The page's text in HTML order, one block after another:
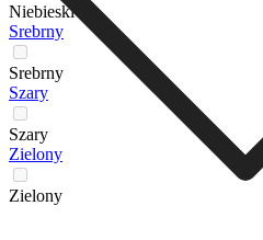
Niebieski
Srebrny
Srebrny
Szary
Szary
Zielony
Zielony